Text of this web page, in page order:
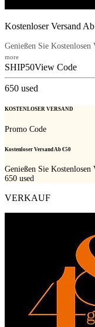
Kostenloser Versand
Genießen Sie
more
SHIP50View Code
650 used
KOSTENLOSER VERSAND
Promo Code
Kostenloser Versand Ab €50
Genießen Sie
650 used
VERKAUF